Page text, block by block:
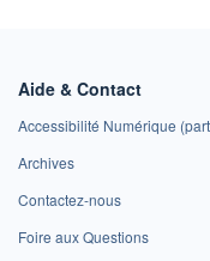
Aide & Contact
Accessibilité Numérique
Archives
Contactez-nous
Foire aux Questions